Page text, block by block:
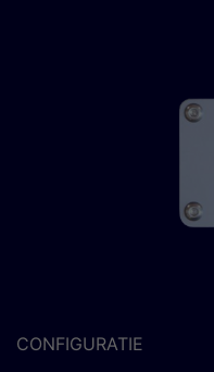
CONFIGURATIE